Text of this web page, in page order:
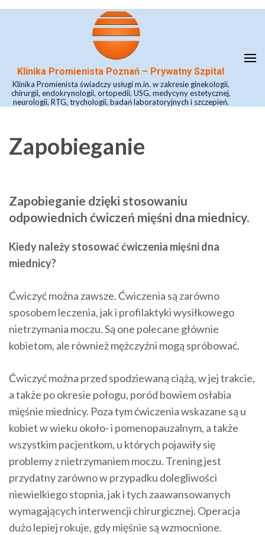
Skip
Enter)Klinika Promienista Poznań – Prywatny Szpital
Klinika Promienista świadczy usługi m.in. w zakresie ginekologii,
chirurgii, endokrynologii, ortopedii, USG, medycyny estetycznej,
neurologii, RTG, trychologii, badań laboratoryjnych i szczepień.
Zapobieganie
Zapobieganie dzięki stosowaniu
odpowiednich ćwiczeń mięśni dna miednicy.
Kiedy należy stosować ćwiczenia mięśni dna
miednicy?
Ćwiczyć można zawsze. Ćwiczenia są zarówno
sposobem leczenia, jak i profilaktyki wysiłkowego
nietrzymania moczu. Są one polecane głównie
kobietom, ale również mężczyźni mogą spróbować.
Ćwiczyć można przed spodziewaną ciążą, w jej trakcie,
a także po okresie połogu, poród bowiem osłabia
mięśnie miednicy. Poza tym ćwiczenia wskazane są u
kobiet w wieku około- i pomenopauzalnym, a także
wszystkim pacjentkom, u których pojawiły się
problemy z nietrzymaniem moczu. Trening jest
przydatny zarówno w przypadku dolegliwości
niewielkiego stopnia, jak i tych zaawansowanych
wymagających interwencji chirurgicznej. Operacja
dużo lepiej rokuje, gdy mięśnie są wzmocnione.